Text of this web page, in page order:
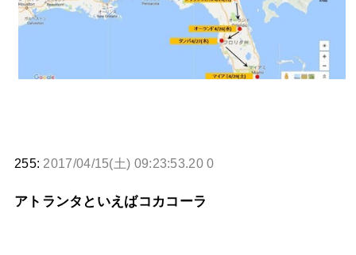
255: 2017/04/15(土) 09:23:53.20 0
アトランタといえばコカコーラ